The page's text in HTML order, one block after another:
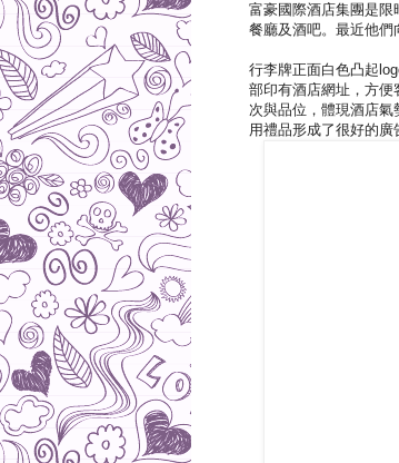
富豪國際酒店集團是限
餐廳及酒吧。最近他們
行李牌正面白色凸起
部印有酒店網址，方
次與品位，體現酒店氣
用禮品形成了很好的廣